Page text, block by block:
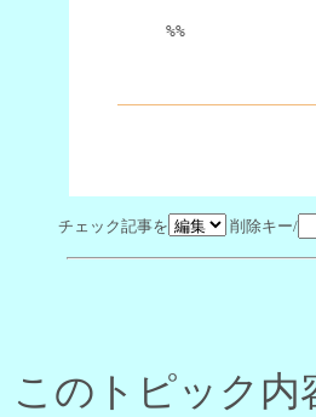
%%
チェック記事を 削除キー/
このトピック内